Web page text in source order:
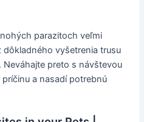
parazitoch veľmi
vyšetrenia trusu
preto s návštevou
a nasadí potrebnú